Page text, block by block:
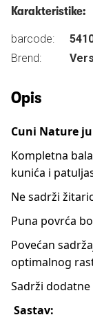
Karakteristike:
barcode:
Brend:
Opis
Cuni Nature
Kompletna
kunića i
Ne sadrži
Puna povrća
Povećan
optimalnog
Sadrži
Sastav: